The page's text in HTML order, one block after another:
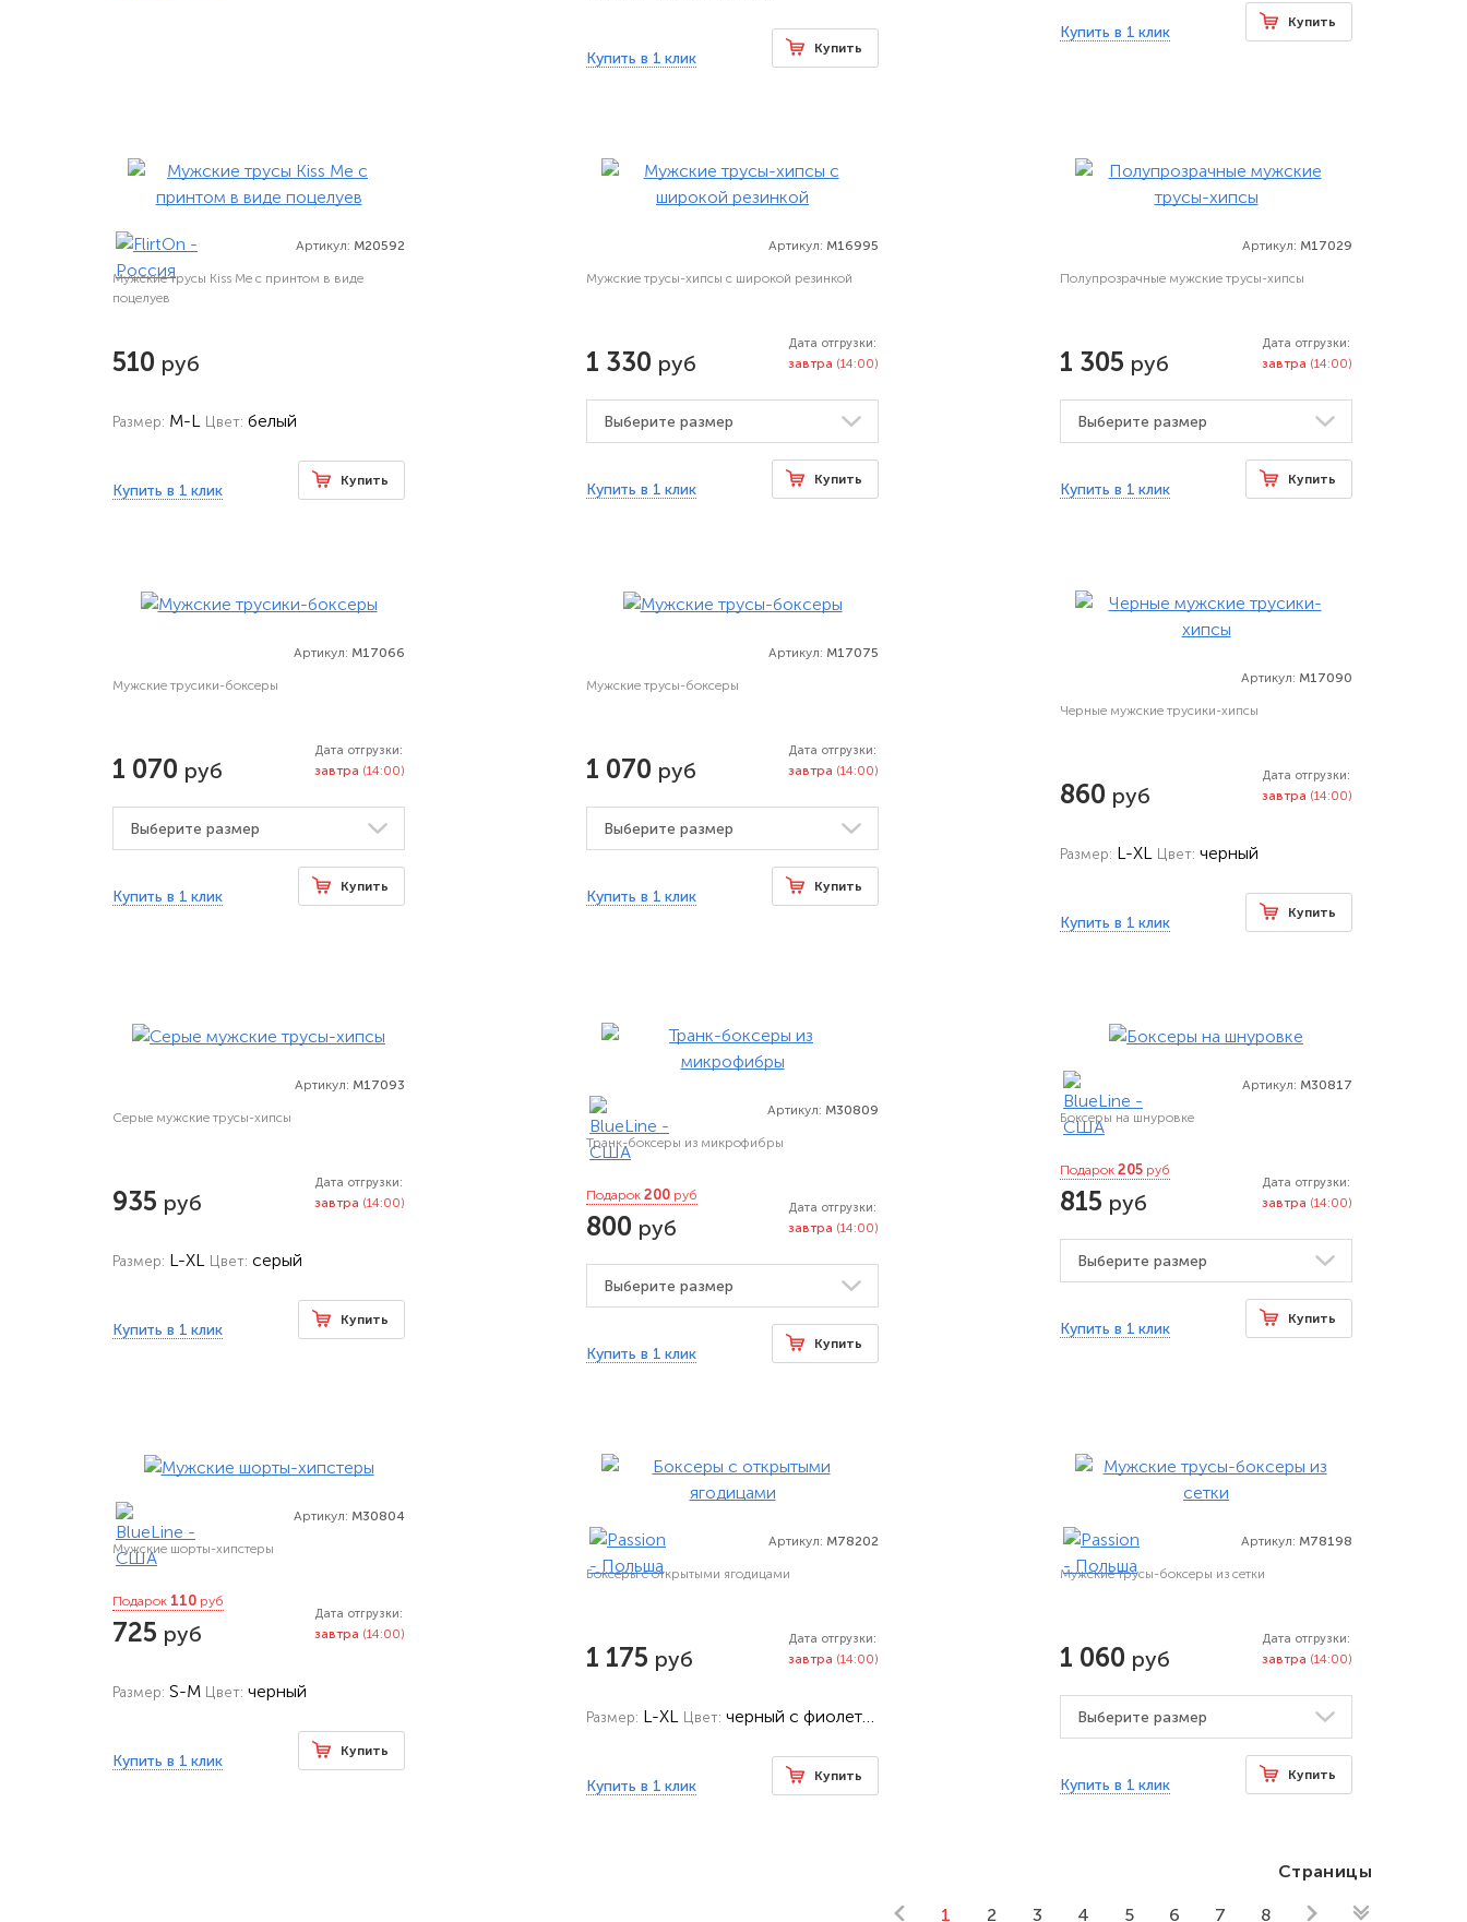
Купить в 1 клик
Купить
Купить в 1 клик
Купить
Артикул: M20592
Мужские трусы Kiss Me с принтом в виде
поцелуев
510 руб
Размер: M-L Цвет: белый
Купить в 1 клик
Купить
Артикул: M16995
Мужские трусы-хипсы с широкой резинкой
1 330 руб
Дата отгрузки:
завтра (14:00)
Купить в 1 клик
Купить
Артикул: M17029
Полупрозрачные мужские трусы-хипсы
1 305 руб
Дата отгрузки:
завтра (14:00)
Купить в 1 клик
Купить
Артикул: M17066
Мужские трусики-боксеры
1 070 руб
Дата отгрузки:
завтра (14:00)
Купить в 1 клик
Купить
Артикул: M17075
Мужские трусы-боксеры
1 070 руб
Дата отгрузки:
завтра (14:00)
Купить в 1 клик
Купить
Артикул: M17090
Черные мужские трусики-хипсы
860 руб
Дата отгрузки:
завтра (14:00)
Размер: L-XL Цвет: черный
Купить в 1 клик
Купить
Артикул: M17093
Серые мужские трусы-хипсы
935 руб
Дата отгрузки:
завтра (14:00)
Размер: L-XL Цвет: серый
Купить в 1 клик
Купить
Артикул: M30809
Транк-боксеры из микрофибры
Подарок 200 руб
800 руб
Дата отгрузки:
завтра (14:00)
Купить в 1 клик
Купить
Артикул: M30817
Боксеры на шнуровке
Подарок 205 руб
815 руб
Дата отгрузки:
завтра (14:00)
Купить в 1 клик
Купить
Артикул: M30804
Мужские шорты-хипстеры
Подарок 110 руб
725 руб
Дата отгрузки:
завтра (14:00)
Размер: S-M Цвет: черный
Купить в 1 клик
Купить
Артикул: M78202
Боксеры с открытыми ягодицами
1 175 руб
Дата отгрузки:
завтра (14:00)
Размер: L-XL Цвет: черный с фиолетовым
Купить в 1 клик
Купить
Артикул: M78198
Мужские трусы-боксеры из сетки
1 060 руб
Дата отгрузки:
завтра (14:00)
Купить в 1 клик
Купить
Страницы
1 2 3 4 5 6 7 8